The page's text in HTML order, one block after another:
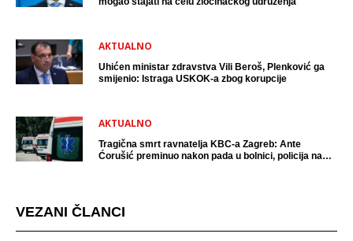
AKTUALNO
Uhićen ministar zdravstva Vili Beroš, Plenković ga
smijenio: Istraga USKOK-a zbog korupcije
AKTUALNO
Tragična smrt ravnatelja KBC-a Zagreb: Ante
Ćorušić preminuo nakon pada u bolnici, policija na
VEZANI ČLANCI